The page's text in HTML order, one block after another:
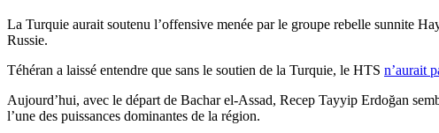
La Turquie aurait soutenu l’offensive menée par le groupe rebelle sunnite
Russie.
Téhéran a laissé entendre que sans le soutien de la Turquie, le HTS n’aurait
Aujourd’hui, avec le départ de Bachar el-Assad, Recep Tayyip Erdoğan
l’une des puissances dominantes de la région.